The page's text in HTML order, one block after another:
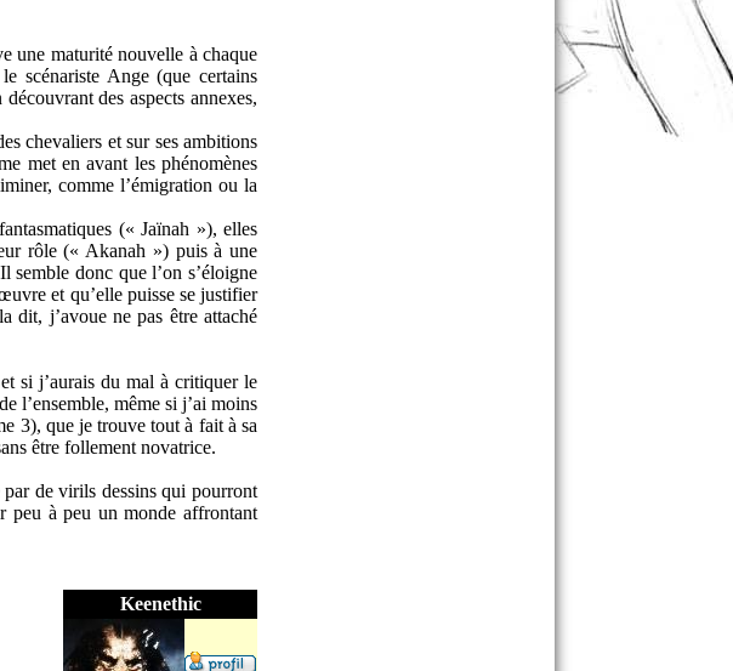
une maturité nouvelle à chaque
scénariste Ange (que certains
des aspects annexes,
chevaliers et sur ses ambitions
met en avant les phénomènes
comme l’émigration ou la
(« Jaïnah »), elles
rôle (« Akanah ») puis à une
donc que l’on s’éloigne
et qu’elle puisse se justifier
dit, j’avoue ne pas être attaché
si j’aurais du mal à critiquer le
l’ensemble, même si j’ai moins
3), que je trouve tout à fait à sa
être follement novatrice.
de virils dessins qui pourront
peu à peu un monde affrontant
Keenethic